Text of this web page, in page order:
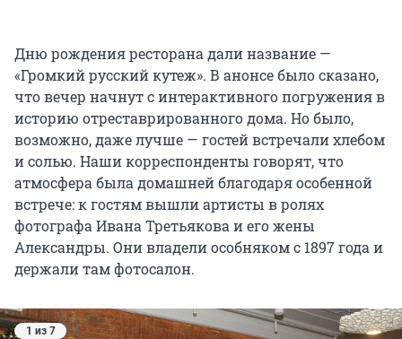
Дню рождения ресторана дали название —
«Громкий русский кутеж». В анонсе было сказано,
что вечер начнут с интерактивного погружения в
историю отреставрированного дома. Но было,
возможно, даже лучше — гостей встречали хлебом
и солью. Наши корреспонденты говорят, что
атмосфера была домашней благодаря особенной
встрече: к гостям вышли артисты в ролях
фотографа Ивана Третьякова и его жены
Александры. Они владели особняком с 1897 года и
держали там фотосалон.
1 из 7